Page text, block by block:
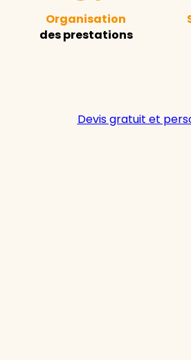
Organisation
des prestations
Devis gratuit et